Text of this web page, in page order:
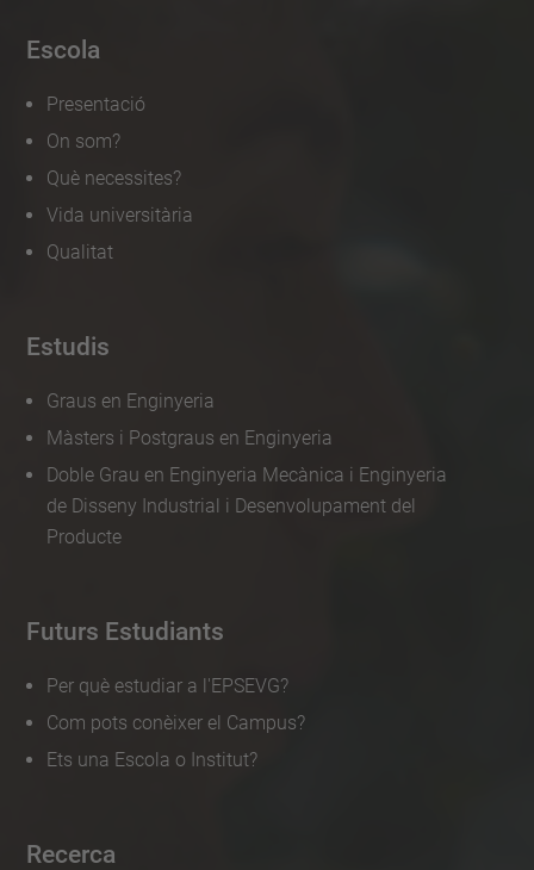
Escola
Presentació
On som?
Què necessites?
Vida universitària
Qualitat
Estudis
Graus en Enginyeria
Màsters i Postgraus en Enginyeria
Doble Grau en Enginyeria Mecànica i Enginyeria
de Disseny Industrial i Desenvolupament del
Producte
Futurs Estudiants
Per què estudiar a l'EPSEVG?
Com pots conèixer el Campus?
Ets una Escola o Institut?
Recerca